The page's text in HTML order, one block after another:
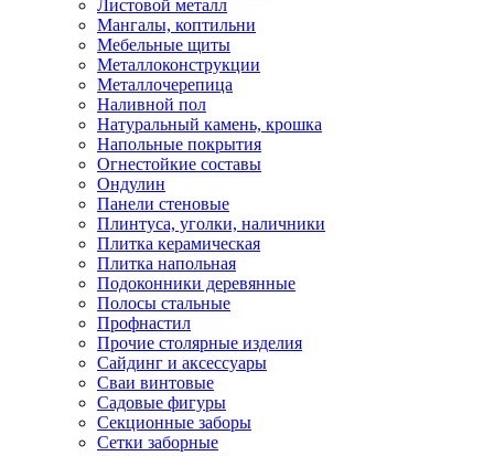
Листовой металл
Мангалы, коптильни
Мебельные щиты
Металлоконструкции
Металлочерепица
Наливной пол
Натуральный камень, крошка
Напольные покрытия
Огнестойкие составы
Ондулин
Панели стеновые
Плинтуса, уголки, наличники
Плитка керамическая
Плитка напольная
Подоконники деревянные
Полосы стальные
Профнастил
Прочие столярные изделия
Сайдинг и аксессуары
Сваи винтовые
Садовые фигуры
Секционные заборы
Сетки заборные